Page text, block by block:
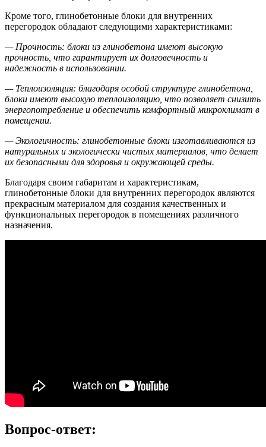
Кроме того, глинобетонные блоки для внутренних
перегородок обладают следующими характеристиками:
— Прочность: блоки из глинобетона имеют высокую
прочность, что гарантирует их долговечность и
надежность в использовании.
— Теплоизоляция: благодаря особой структуре глинобетона,
блоки имеют высокую теплоизоляцию, что позволяет снизить
энергопотребление и обеспечить комфортный микроклимат в
помещении.
— Экологичность: глинобетонные блоки изготавливаются из
натуральных и экологически чистых материалов, что делает
их безопасными для здоровья и окружающей среды.
Благодаря своим габаритам и характеристикам,
глинобетонные блоки для внутренних перегородок являются
прекрасным материалом для создания качественных и
функциональных перегородок в помещениях различного
назначения.
Вопрос-ответ: